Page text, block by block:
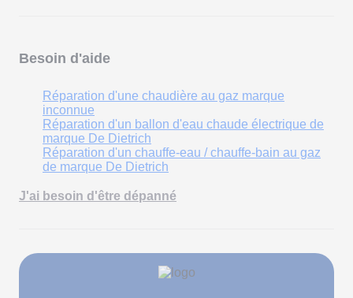
Besoin d'aide
Réparation d'une chaudière au gaz marque
inconnue
Réparation d'un ballon d'eau chaude électrique de
marque De Dietrich
Réparation d'un chauffe-eau / chauffe-bain au gaz
de marque De Dietrich
J'ai besoin d'être dépanné